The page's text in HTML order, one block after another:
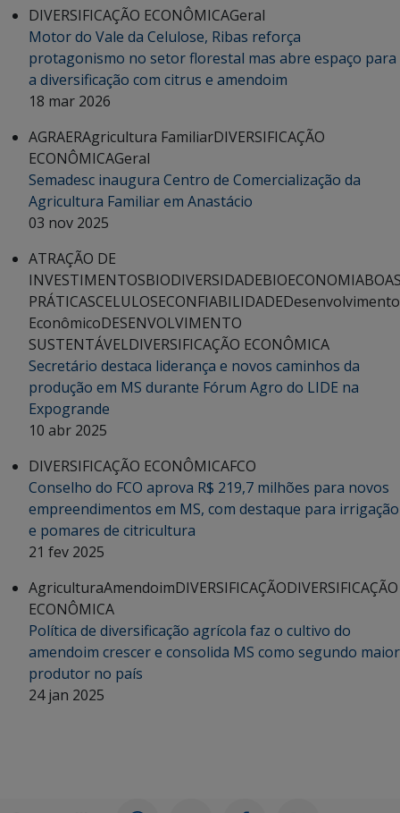
DIVERSIFICAÇÃO ECONÔMICAGeral
Motor do Vale da Celulose, Ribas reforça
protagonismo no setor florestal mas abre espaço para
a diversificação com citrus e amendoim
18 mar 2026
AGRAERAgricultura FamiliarDIVERSIFICAÇÃO
ECONÔMICAGeral
Semadesc inaugura Centro de Comercialização da
Agricultura Familiar em Anastácio
03 nov 2025
ATRAÇÃO DE
INVESTIMENTOSBIODIVERSIDADEBIOECONOMIA
PRÁTICASCELULOSECONFIABILIDADEDesenvolvimento
EconômicoDESENVOLVIMENTO
SUSTENTÁVELDIVERSIFICAÇÃO ECONÔMICA
Secretário destaca liderança e novos caminhos da
produção em MS durante Fórum Agro do LIDE na
Expogrande
10 abr 2025
DIVERSIFICAÇÃO ECONÔMICAFCO
Conselho do FCO aprova R$ 219,7 milhões para novos
empreendimentos em MS, com destaque para irrigação
e pomares de citricultura
21 fev 2025
AgriculturaAmendoimDIVERSIFICAÇÃODIVERSIFICAÇÃO
ECONÔMICA
Política de diversificação agrícola faz o cultivo do
amendoim crescer e consolida MS como segundo maior
produtor no país
24 jan 2025